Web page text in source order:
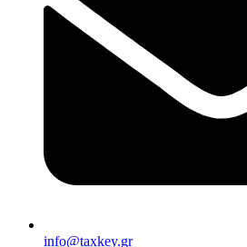
info@taxkey.gr